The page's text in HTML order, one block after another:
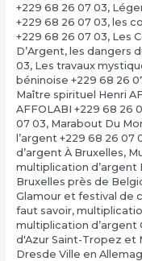
+229 68 26 07 03,
+229 68 26 07 03, les
+229 68 26 07 03, Les
D’Argent, les dangers
03, Les travaux
béninoise +229 68 26
Maître spirituel Henri
AFFOLABI +229 68 26
07 03, Marabout Du
l’argent +229 68 26 07
d’argent À Bruxelles,
multiplication d’argent
Bruxelles près de
Glamour et festival de
faut savoir,
multiplication d’argent
d'Azur Saint-Tropez et
Dresde Ville en